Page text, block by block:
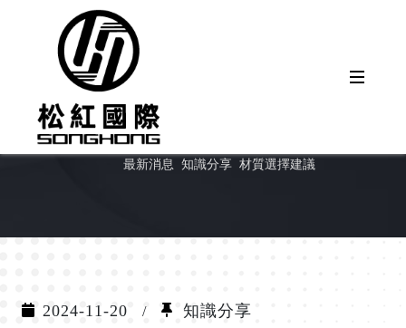
材質選擇建議
首頁
最新消息 知識分享 材質選擇建議
Posted on
2024-11-20 知識分享